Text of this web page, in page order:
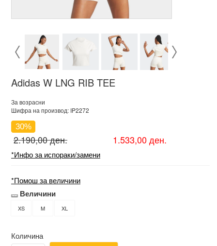
Adidas W LNG RIB TEE
За возрасни
Шифра на производ: IP2272
30%
2.190,00 ден. 1.533,00 ден.
*Инфо за испораки/замени
*Помош за величини
Величини
XS M XL
Количина